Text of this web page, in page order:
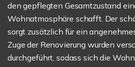
den gepflegten Gesamtzustand
Wohnatmosphäre schafft. Der
sorgt zusätzlich für ein
Zuge der Renovierung wurden
durchgeführt, sodass sich die